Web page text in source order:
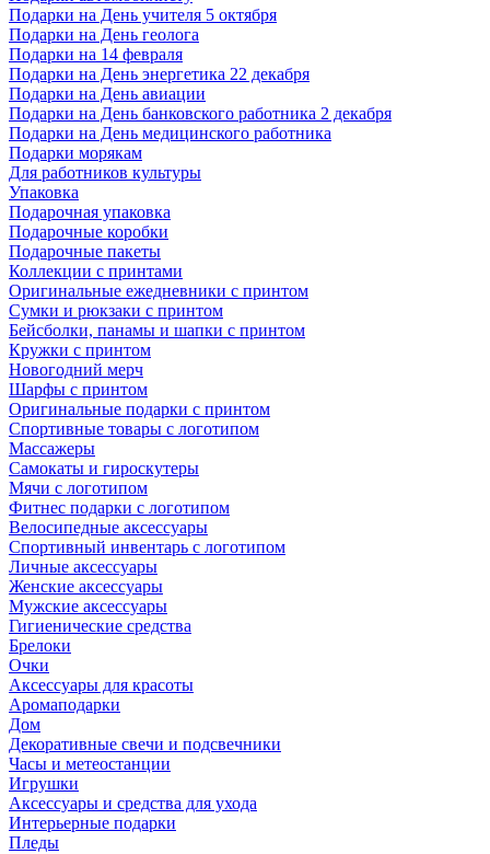
Подарки на День учителя 5 октября
Подарки на День геолога
Подарки на 14 февраля
Подарки на День энергетика 22 декабря
Подарки на День авиации
Подарки на День банковского работника 2 декабря
Подарки на День медицинского работника
Подарки морякам
Для работников культуры
Упаковка
Подарочная упаковка
Подарочные коробки
Подарочные пакеты
Коллекции с принтами
Оригинальные ежедневники с принтом
Сумки и рюкзаки с принтом
Бейсболки, панамы и шапки с принтом
Кружки с принтом
Новогодний мерч
Шарфы с принтом
Оригинальные подарки с принтом
Спортивные товары с логотипом
Массажеры
Самокаты и гироскутеры
Мячи с логотипом
Фитнес подарки с логотипом
Велосипедные аксессуары
Спортивный инвентарь с логотипом
Личные аксессуары
Женские аксессуары
Мужские аксессуары
Гигиенические средства
Брелоки
Очки
Аксессуары для красоты
Аромаподарки
Дом
Декоративные свечи и подсвечники
Часы и метеостанции
Игрушки
Аксессуары и средства для ухода
Интерьерные подарки
Пледы